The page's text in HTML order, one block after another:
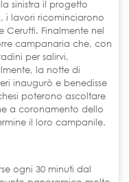
sinistra il progetto
i lavori ricominciarono
Finalmente nel
campanaria che, con
per salirvi,
la notte di
inaugurò e benedisse
poterono ascoltare
a coronamento dello
il loro campanile.
ogni 30 minuti dal